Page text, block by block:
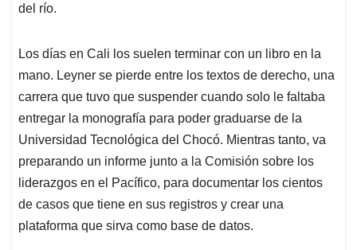
del río.
Los días en Cali los suelen terminar con un libro en la
mano. Leyner se pierde entre los textos de derecho, una
carrera que tuvo que suspender cuando solo le faltaba
entregar la monografía para poder graduarse de la
Universidad Tecnológica del Chocó. Mientras tanto, va
preparando un informe junto a la Comisión sobre los
liderazgos en el Pacífico, para documentar los cientos
de casos que tiene en sus registros y crear una
plataforma que sirva como base de datos.